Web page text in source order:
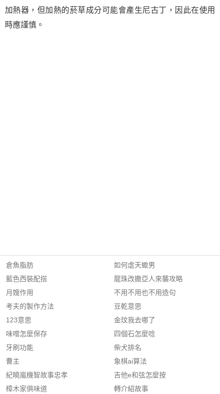
加熱器，但加熱的菸草成分可能會產生尼古丁，因此在使用
時應謹慎。
倉魚脂肪
藍色西裝配搭
月嫂作用
考夫的製作方法
123意思
味噌怎麼保存
牙刷功能
曹主
紀曉嵐機智故事忠孝
樟木家俱味道
如何虐天蠍男
龍珠改撒亞人來襲攻略
不用不用也不用造句
豆乾意思
金玟我去哪了
四個石怎麼唸
柴犬排名
象棋ai算法
吉他e和弦怎麼按
轉介紹故事